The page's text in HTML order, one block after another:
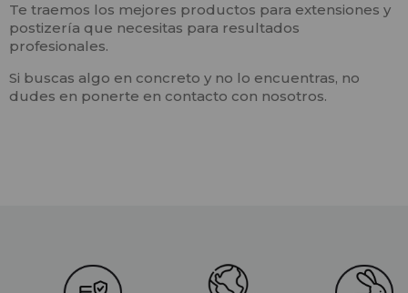
Te traemos los mejores productos para extensiones y
postizería que necesitas para resultados
profesionales.
Si buscas algo en concreto y no lo encuentras, no
dudes en ponerte en contacto con nosotros.